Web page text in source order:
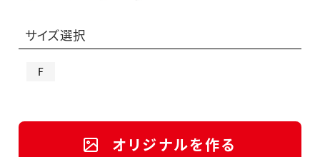
サイズ選択
F
オリジナルを作る